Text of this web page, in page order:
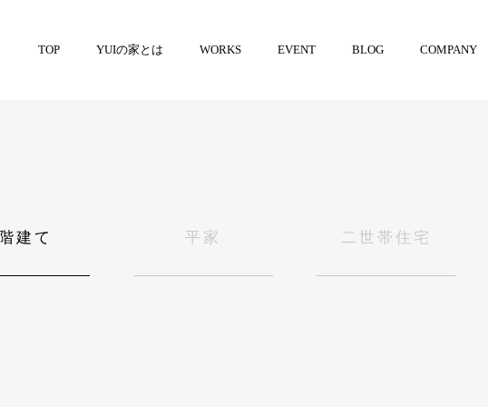
TOP YUIの家とは WORKS EVENT BLOG COMPANY
建て 平家 二世帯住宅